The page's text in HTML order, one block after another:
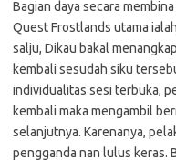
Bagian daya secara
Quest Frostlands utama
salju, Dikau bakal
kembali sesudah siku
individualitas sesi terbuka,
kembali maka mengambil
selanjutnya. Karenanya,
pengganda nan lulus keras.